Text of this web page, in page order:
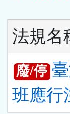
法規名
廢/停
班應行